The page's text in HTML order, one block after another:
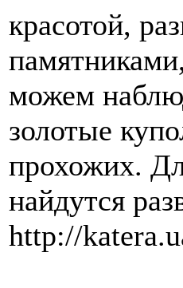
красотой,
можем
золотые
прохожих.
найдутся
http://